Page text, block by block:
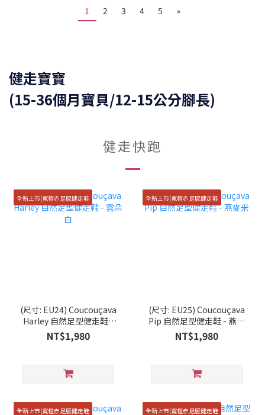
1 2 3 4 5 »
健走寶寶
(15-36個月寶貝/12-15公分腳長)
健走快跑
全新上市|寬楦赤足感健走鞋
(尺寸: EU24) Coucouçava
Harley 自然足型健走鞋 -
雲朵白
NT$1,980
全新上市|寬楦赤足感健走鞋
(尺寸: EU25) Coucouçava
Pip 自然足型健走鞋 - 燕麥
米
NT$1,980
全新上市|寬楦赤足感健走鞋 全新上市|寬楦赤足感健走鞋